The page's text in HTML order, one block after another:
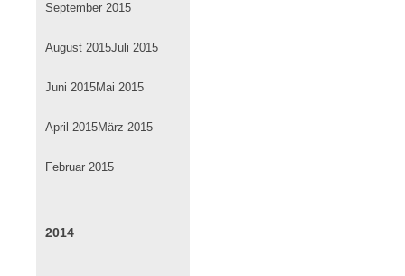
September 2015
August 2015Juli 2015
Juni 2015Mai 2015
April 2015März 2015
Februar 2015
2014